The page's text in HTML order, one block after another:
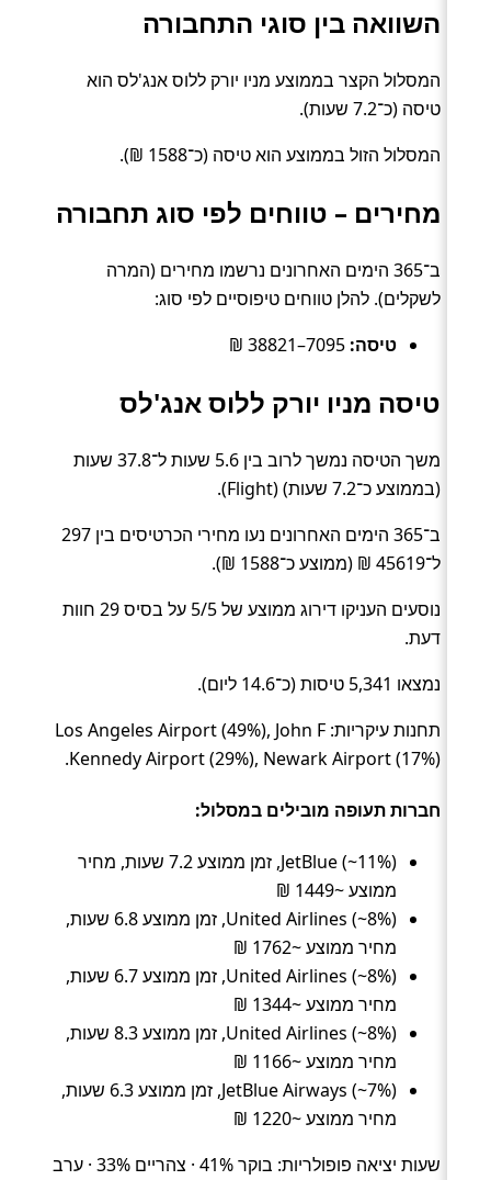
השוואה בין סוגי התחבורה
המסלול הקצר בממוצע מניו יורק ללוס אנג'לס הוא
טיסה (כ־7.2 שעות).
המסלול הזול בממוצע הוא טיסה (כ־1588 ₪).
מחירים – טווחים לפי סוג תחבורה
ב־365 הימים האחרונים נרשמו מחירים (המרה
לשקלים). להלן טווחים טיפוסיים לפי סוג:
טיסה:
טיסה מניו יורק ללוס אנג'לס
משך הטיסה נמשך לרוב בין 5.6 שעות ל־37.8 שעות
(בממוצע כ־7.2 שעות) (Flight).
ב־365 הימים האחרונים נעו מחירי הכרטיסים בין 297
ל־45619 ₪ (ממוצע כ־1588 ₪).
נוסעים העניקו דירוג ממוצע של 5/5 על בסיס 29 חוות
דעת.
נמצאו 5,341 טיסות (כ־14.6 ליום).
תחנות עיקריות: Los Angeles Airport (49%), John F
Kennedy Airport (29%), Newark Airport (17%).
חברות תעופה מובילים במסלול:
JetBlue (~11%), זמן ממוצע 7.2 שעות, מחיר
ממוצע ~1449 ₪
United Airlines (~8%), זמן ממוצע 6.8 שעות,
מחיר ממוצע ~1762 ₪
United Airlines (~8%), זמן ממוצע 6.7 שעות,
מחיר ממוצע ~1344 ₪
United Airlines (~8%), זמן ממוצע 8.3 שעות,
מחיר ממוצע ~1166 ₪
JetBlue Airways (~7%), זמן ממוצע 6.3 שעות,
מחיר ממוצע ~1220 ₪
שעות יציאה פופולריות: בוקר 41% · צהריים 33% · ערב